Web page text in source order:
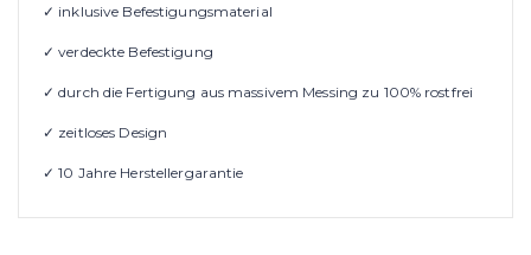
✓ inklusive Befestigungsmaterial
✓ verdeckte Befestigung
✓ durch die Fertigung aus massivem Messing zu 100% rostfrei
✓ zeitloses Design
✓ 10 Jahre Herstellergarantie